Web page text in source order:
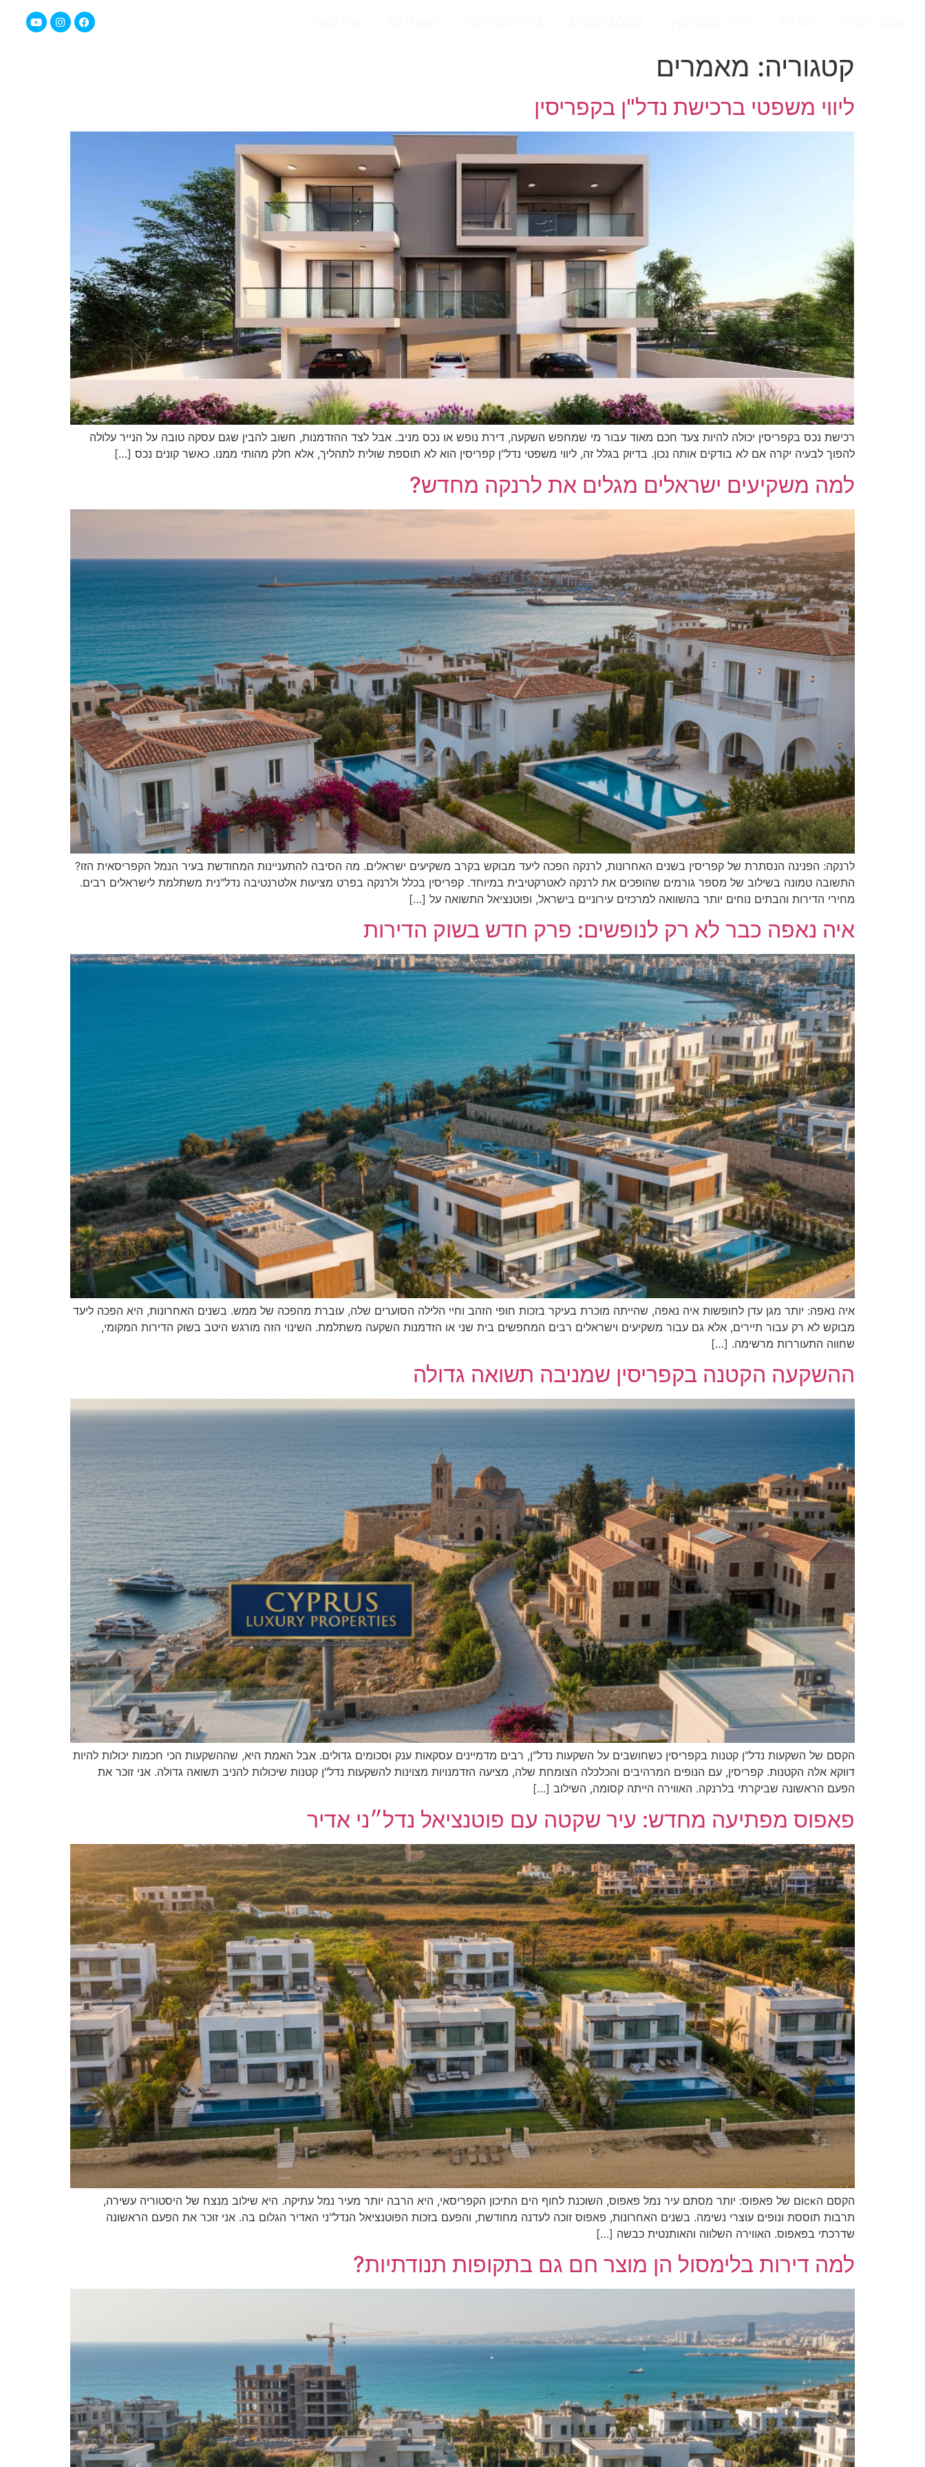
קטגוריה: מאמרים
ליווי משפטי ברכישת נדל"ן בקפריסין
רכישת נכס בקפריסין יכולה להיות צעד חכם מאוד עבור מי שמחפש השקעה, דירת נופש או נכס מניב. אבל לצד ההזדמנות, חשוב להבין שגם עסקה טובה על הנייר עלולה
להפוך לבעיה יקרה אם לא בודקים אותה נכון. בדיוק בגלל זה, ליווי משפטי נדל"ן קפריסין הוא לא תוספת שולית לתהליך, אלא חלק מהותי ממנו. כאשר קונים נכס […]
למה משקיעים ישראלים מגלים את לרנקה מחדש?
לרנקה: הפנינה הנסתרת של קפריסין בשנים האחרונות, לרנקה הפכה ליעד מבוקש בקרב משקיעים ישראלים. מה הסיבה להתעניינות המחודשת בעיר הנמל הקפריסאית הזו?
התשובה טמונה בשילוב של מספר גורמים שהופכים את לרנקה לאטרקטיבית במיוחד. קפריסין בכלל ולרנקה בפרט מציעות אלטרנטיבה נדל"נית משתלמת לישראלים רבים.
מחירי הדירות והבתים נוחים יותר בהשוואה למרכזים עירוניים בישראל, ופוטנציאל התשואה על […]
איה נאפה כבר לא רק לנופשים: פרק חדש בשוק הדירות
איה נאפה: יותר מגן עדן לחופשות איה נאפה, שהייתה מוכרת בעיקר בזכות חופי הזהב וחיי הלילה הסוערים שלה, עוברת מהפכה של ממש. בשנים האחרונות, היא הפכה ליעד
מבוקש לא רק עבור תיירים, אלא גם עבור משקיעים וישראלים רבים המחפשים בית שני או הזדמנות השקעה משתלמת. השינוי הזה מורגש היטב בשוק הדירות המקומי,
שחווה התעוררות מרשימה. […]
ההשקעה הקטנה בקפריסין שמניבה תשואה גדולה
הקסם של השקעות נדל"ן קטנות בקפריסין כשחושבים על השקעות נדל"ן, רבים מדמיינים עסקאות ענק וסכומים גדולים. אבל האמת היא, שההשקעות הכי חכמות יכולות להיות
דווקא אלה הקטנות. קפריסין, עם הנופים המרהיבים והכלכלה הצומחת שלה, מציעה הזדמנויות מצוינות להשקעות נדל"ן קטנות שיכולות להניב תשואה גדולה. אני זוכר את
הפעם הראשונה שביקרתי בלרנקה. האווירה הייתה קסומה, השילוב […]
פאפוס מפתיעה מחדש: עיר שקטה עם פוטנציאל נדל״ני אדיר
הקסם הскום של פאפוס: יותר מסתם עיר נמל פאפוס, השוכנת לחוף הים התיכון הקפריסאי, היא הרבה יותר מעיר נמל עתיקה. היא שילוב מנצח של היסטוריה עשירה,
תרבות תוססת ונופים עוצרי נשימה. בשנים האחרונות, פאפוס זוכה לעדנה מחודשת, והפעם בזכות הפוטנציאל הנדל"ני האדיר הגלום בה. אני זוכר את הפעם הראשונה
שדרכתי בפאפוס. האווירה השלווה והאותנטית כבשה […]
למה דירות בלימסול הן מוצר חם גם בתקופות תנודתיות?